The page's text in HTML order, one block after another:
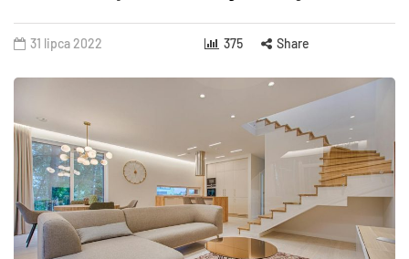
31 lipca 2022 375 Share